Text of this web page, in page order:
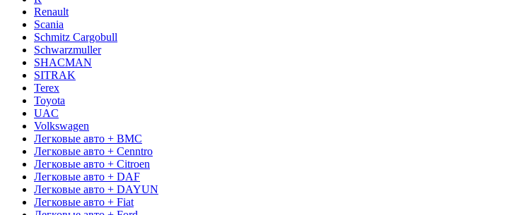
Renault
Scania
Schmitz Cargobull
Schwarzmuller
SHACMAN
SITRAK
Terex
Toyota
UAC
Volkswagen
Легковые авто + BMC
Легковые авто + Cenntro
Легковые авто + Citroen
Легковые авто + DAF
Легковые авто + DAYUN
Легковые авто + Fiat